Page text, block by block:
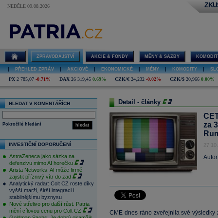
NEDĚLE 09.08.2026
ZPRAVODAJSTVÍ AKCIE & FONDY MĚNY & SAZBY
PŘEHLED ZPRÁV AKCIOVÉ EKONOMICKÉ MĚNY KOMODITY
PX 2 785,07 -0,71% DAX 26 319,45 0,69% CZK/€ 24,232 -0,02% CZK/$ 20,966 0,00%
HLEDAT V KOMENTÁŘÍCH
hledat
Pokročilé hledání
INVESTIČNÍ DOPORUČENÍ
AstraZeneca jako sázka na
defenzivu mimo AI horečku
Arista Networks: AI může firmě
zajistit příznivý vítr do zad
Analytický radar: Colt CZ roste díky
vyšší marži, širší integraci i
stabilnějšímu byznysu
Nové střelivo pro další růst. Patria
mění cílovou cenu pro Colt CZ
Detail - články
za
CME dnes ráno zveřejnila své